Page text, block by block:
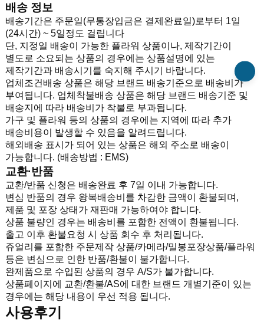
배송 정보
배송기간은 주문일(무통장입금은 결제완료일)로부터 1일
(24시간) ~ 5일정도 걸립니다
단, 지정일 배송이 가능한 플라워 상품이나, 제작기간이
별도로 소요되는 상품의 경우에는 상품설명에 있는
제작기간과 배송시기를 숙지해 주시기 바랍니다.
업체조건배송 상품은 해당 브랜드 배송기준으로 배송비가
부여됩니다. 업체착불배송 상품은 해당 브랜드 배송기준 및
배송지에 따라 배송비가 착불로 부과됩니다.
가구 및 플라워 등의 상품의 경우에는 지역에 따라 추가
배송비용이 발생할 수 있음을 알려드립니다.
해외배송 표시가 되어 있는 상품은 해외 주소로 배송이
가능합니다. (배송방법 : EMS)
교환·반품
교환/반품 신청은 배송완료 후 7일 이내 가능합니다.
변심 반품의 경우 왕복배송비를 차감한 금액이 환불되며,
제품 및 포장 상태가 재판매 가능하여야 합니다.
상품 불량인 경우는 배송비를 포함한 전액이 환불됩니다.
출고 이후 환불요청 시 상품 회수 후 처리됩니다.
쥬얼리를 포함한 주문제작 상품/카메라/밀봉포장상품/플라워
등은 변심으로 인한 반품/환불이 불가합니다.
완제품으로 수입된 상품의 경우 A/S가 불가합니다.
상품페이지에 교환/환불/AS에 대한 브랜드 개별기준이 있는
경우에는 해당 내용이 우선 적용 됩니다.
사용후기